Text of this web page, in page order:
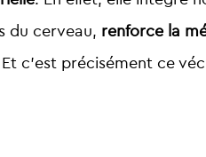
du cerveau, renforce la
c’est précisément ce